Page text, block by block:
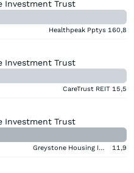
Investment Trust
Healthpeak Pptys 160,8
Investment Trust
CareTrust REIT 15,5
Investment Trust
Greystone Housing Impact Investors LP Benef Unit Cert 11,9